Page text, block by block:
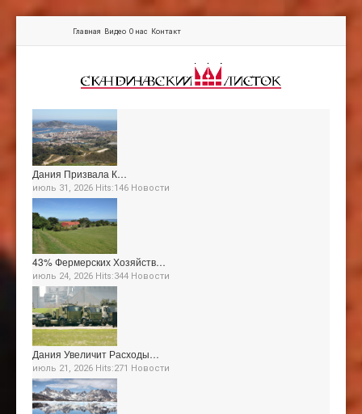
Главная Видео О нас Контакт
Дания Призвала К…
июль 31, 2026 Hits:146 Новости
43% Фермерских Хозяйств…
июль 24, 2026 Hits:344 Новости
Дания Увеличит Расходы…
июль 21, 2026 Hits:271 Новости